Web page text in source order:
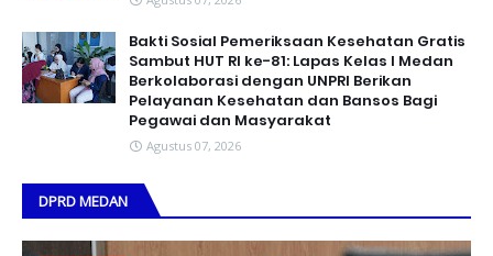
Bakti Sosial Pemeriksaan Kesehatan Gratis
Sambut HUT RI ke-81: Lapas Kelas I Medan
Berkolaborasi dengan UNPRI Berikan
Pelayanan Kesehatan dan Bansos Bagi
Pegawai dan Masyarakat
Agustus 07, 2026
DPRD MEDAN